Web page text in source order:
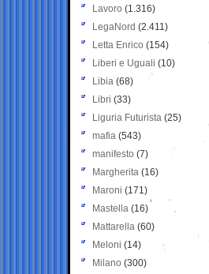
Lavoro (1.316)
LegaNord (2.411)
Letta Enrico (154)
Liberi e Uguali (10)
Libia (68)
Libri (33)
Liguria Futurista (25)
mafia (543)
manifesto (7)
Margherita (16)
Maroni (171)
Mastella (16)
Mattarella (60)
Meloni (14)
Milano (300)